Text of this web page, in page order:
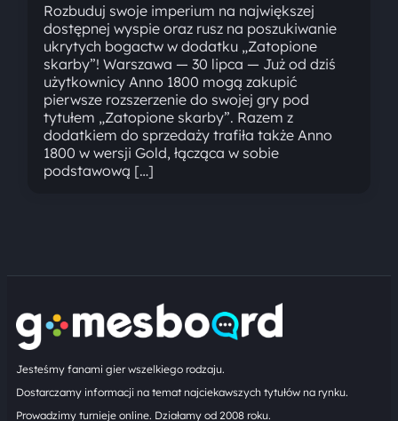
Rozbuduj swoje imperium na największej
dostępnej wyspie oraz rusz na poszukiwanie
ukrytych bogactw w dodatku „Zatopione
skarby”! Warszawa — 30 lipca — Już od dziś
użytkownicy Anno 1800 mogą zakupić
pierwsze rozszerzenie do swojej gry pod
tytułem „Zatopione skarby”. Razem z
dodatkiem do sprzedaży trafiła także Anno
1800 w wersji Gold, łącząca w sobie
podstawową […]
Jesteśmy fanami gier wszelkiego rodzaju.
Dostarczamy informacji na temat najciekawszych tytułów na rynku.
Prowadzimy turnieje online. Działamy od 2008 roku.